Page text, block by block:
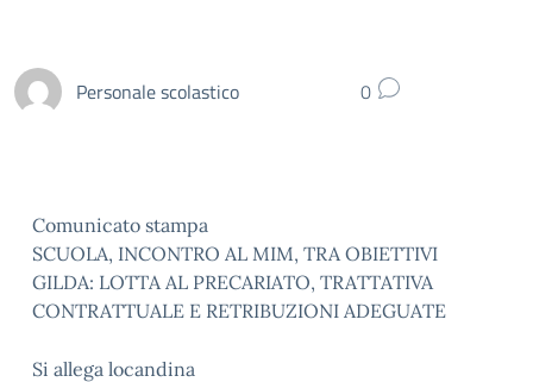
Personale scolastico 0
Comunicato stampa
SCUOLA, INCONTRO AL MIM, TRA OBIETTIVI
GILDA: LOTTA AL PRECARIATO, TRATTATIVA
CONTRATTUALE E RETRIBUZIONI ADEGUATE
Si allega locandina